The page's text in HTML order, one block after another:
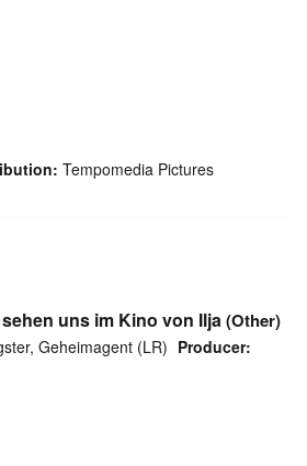
Tempomedia Pictures
uns im Kino von Ilja(Other)
Geheimagent (LR) Producer: